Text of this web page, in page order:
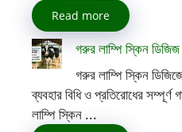
Read more
গরুর লাম্পি স্কিন ডিজিজ
গরুর লাম্পি স্কিন
ব্যবহার বিধি ও প্রতিরোধের সম্পূর্ণ
লাম্পি স্কিন ...